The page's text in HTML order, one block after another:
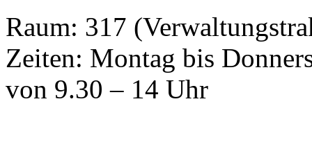
Raum: 317
Zeiten: Montag bis
von 9.30 – 14 Uhr